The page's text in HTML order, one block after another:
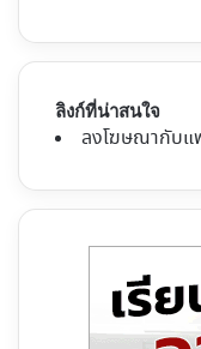
ลิงก์ที่น่าสนใจ
ลงโฆษณากับแ